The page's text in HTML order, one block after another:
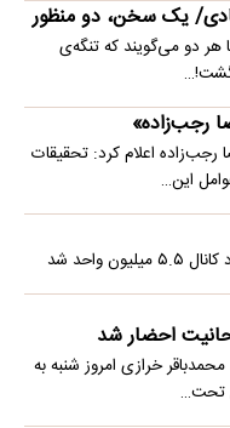
یک سخن، دو منظور
هر دو می‌گویند که تنگه‌ی
گشت!…
رجب‌زاده»
رجب‌زاده اعلام کرد: تحقیقات
این…
شد
احضار شد
خرازی امروز شنبه به
تحت…